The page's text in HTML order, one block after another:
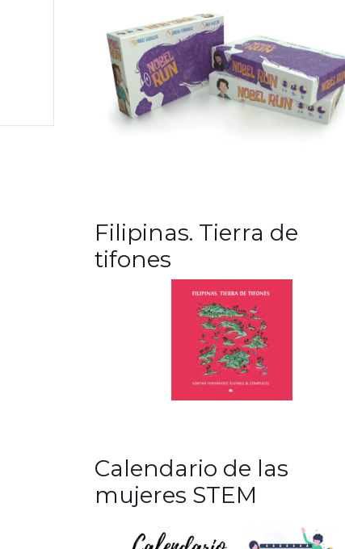
Filipinas. Tierra de
tifones
Calendario de las
mujeres STEM